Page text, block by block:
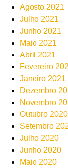
Agosto 2021
Julho 2021
Junho 2021
Maio 2021
Abril 2021
Fevereiro
Janeiro 2021
Dezembro
Novembro
Outubro 2020
Setembro
Julho 2020
Junho 2020
Maio 2020